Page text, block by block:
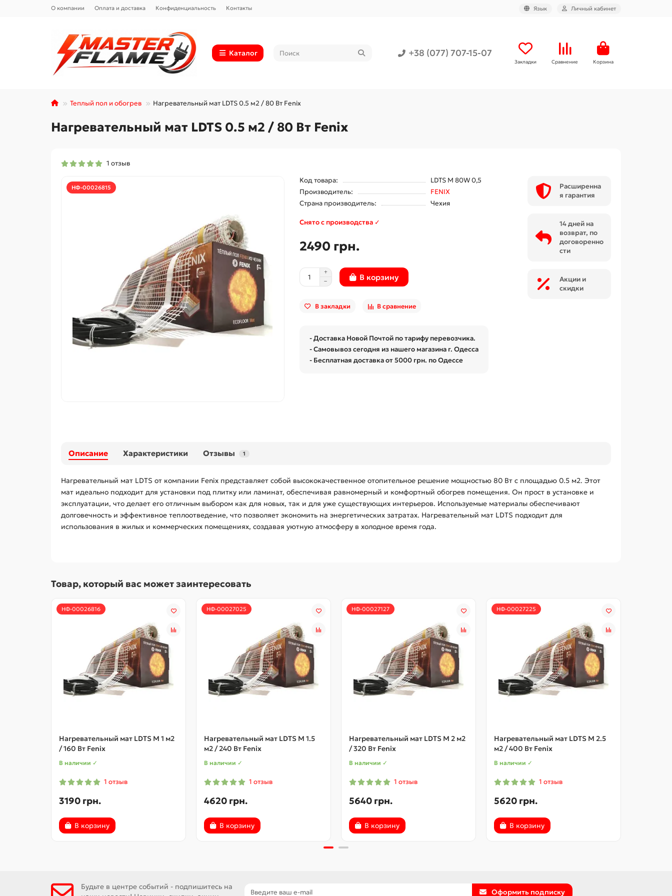
О компании Оплата и доставка Конфиденциальность Контакты Язык Личный кабинет
Каталог +38 (077) 707-15-07
Закладки Сравнение Корзина
Теплый пол и обогрев Нагревательный мат LDTS 0.5 м2 / 80 Вт Fenix
Нагревательный мат LDTS 0.5 м2 / 80 Вт Fenix
1 отзыв
НФ-00026815
Код товара:
LDTS M 80W 0,5
Производитель:
FENIX
Страна производитель:
Чехия
Снято с производства ✓
2490 грн.
В корзину
В закладки В сравнение
- Доставка Новой Почтой по тарифу перевозчика.
- Самовывоз сегодня из нашего магазина г. Одесса
- Бесплатная доставка от 5000 грн. по Одессе
Расширенна
я гарантия
14 дней на
возврат, по
договоренно
сти
Акции и
скидки
Описание Характеристики Отзывы 1
Нагревательный мат LDTS от компании Fenix представляет собой высококачественное отопительное решение мощностью 80 Вт с площадью 0.5 м2. Этот
мат идеально подходит для установки под плитку или ламинат, обеспечивая равномерный и комфортный обогрев помещения. Он прост в установке и
эксплуатации, что делает его отличным выбором как для новых, так и для уже существующих интерьеров. Используемые материалы обеспечивают
долговечность и эффективное теплоотведение, что позволяет экономить на энергетических затратах. Нагревательный мат LDTS подходит для
использования в жилых и коммерческих помещениях, создавая уютную атмосферу в холодное время года.
Товар, который вас может заинтересовать
НФ-00026816
Нагревательный мат LDTS M 1 м2
/ 160 Вт Fenix
В наличии ✓
1 отзыв
3190 грн.
В корзину
НФ-00027025
Нагревательный мат LDTS M 1.5
м2 / 240 Вт Fenix
В наличии ✓
1 отзыв
4620 грн.
В корзину
НФ-00027127
Нагревательный мат LDTS M 2 м2
/ 320 Вт Fenix
В наличии ✓
1 отзыв
5640 грн.
В корзину
НФ-00027225
Нагревательный мат LDTS M 2.5
м2 / 400 Вт Fenix
В наличии ✓
1 отзыв
5620 грн.
В корзину
Будьте в центре событий - подпишитесь на
Оформить подписку